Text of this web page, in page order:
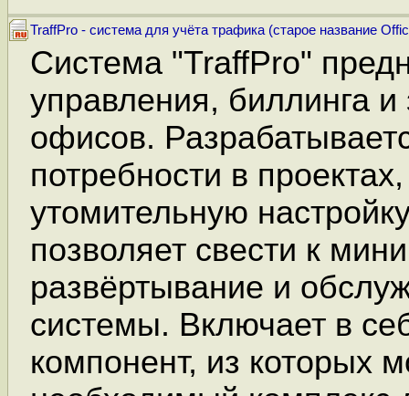
TraffPro - система для учёта трафика (старое название
Система "TraffPro"
управления, биллинга
офисов.
потребности в
утомительную
позволяет свести к
развёртывание и
системы. Включает в
компонент, из которых